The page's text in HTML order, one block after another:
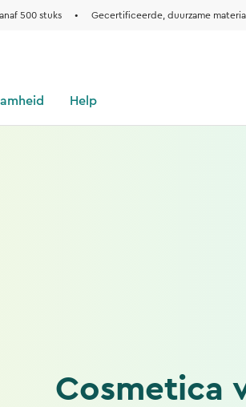
500 stuks • Gecertificeerde, duurzame
Help
Cosmetica